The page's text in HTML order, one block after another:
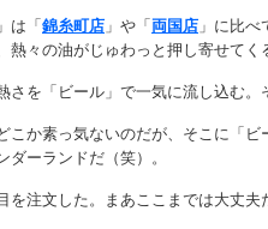
は「 錦糸町店 」や「 両国店 」に比べ
熱々の油がじゅわっと押し寄せてく
さを「ビール」で一気に流し込む。
こか素っ気ないのだが、そこに「
ダーランドだ（笑）。
を注文した。まあここまでは大丈夫